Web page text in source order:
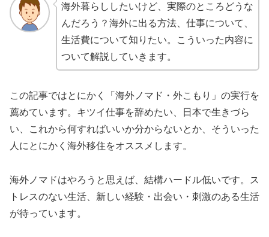
海外暮らししたいけど、実際のところどうな
んだろう？海外に出る方法、仕事について、
生活費について知りたい。こういった内容に
ついて解説していきます。
この記事ではとにかく「海外ノマド・外こもり」の実行を
薦めています。キツイ仕事を辞めたい、日本で生きづら
い、これから何すればいいか分からないとか、そういった
人にとにかく海外移住をオススメします。
海外ノマドはやろうと思えば、結構ハードル低いです。ス
トレスのない生活、新しい経験・出会い・刺激のある生活
が待っています。